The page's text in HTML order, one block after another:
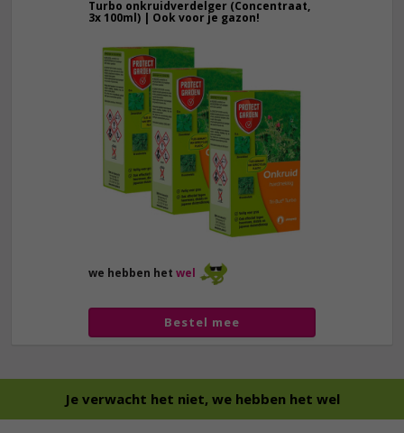
Turbo onkruidverdelger (Concentraat,
3x 100ml) | Ook voor je gazon!
we hebben het wel
Bestel mee
Je verwacht het niet, we hebben het wel